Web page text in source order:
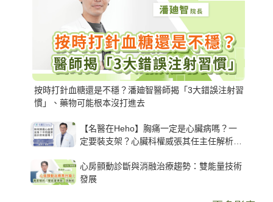
按時打針血糖還是不穩？潘廸智醫師揭「3大錯誤注射習
慣」、藥物可能根本沒打進去
【名醫在Heho】胸痛一定是心臟病嗎？一
定要裝支架？心臟科權威張其任主任解析支
心房顫動診斷與消融治療趨勢：雙能量技術
發展